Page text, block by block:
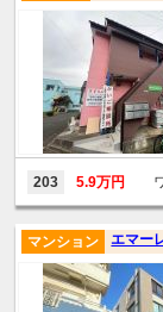
203 5.9万円
エマー
マンション